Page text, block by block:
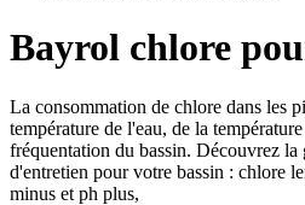
Bayrol chlore
La consommation de chlore dans les
température de l'eau, de la
fréquentation du bassin. Découvrez
d'entretien pour votre bassin : chlore
minus et ph plus,